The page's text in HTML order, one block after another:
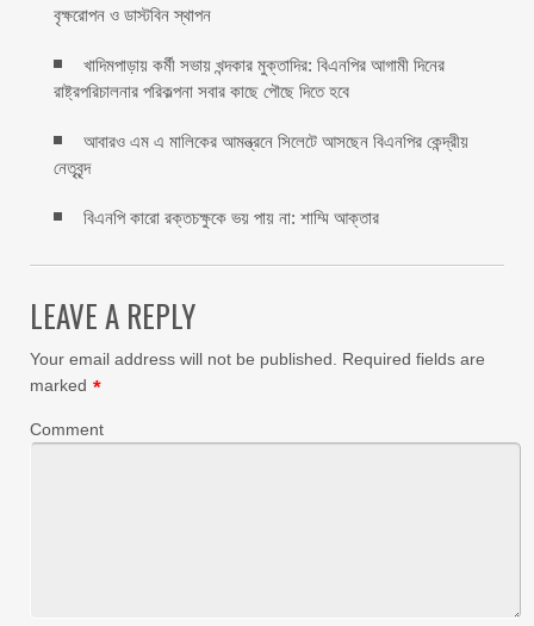
বৃক্ষরোপন ও ডাস্টবিন স্থাপন
খাদিমপাড়ায় কর্মী সভায় খন্দকার মুক্তাদির: বিএনপির আগামী দিনের
রাষ্ট্রপরিচালনার পরিকল্পনা সবার কাছে পৌছে দিতে হবে
আবারও এম এ মালিকের আমন্ত্রনে সিলেটে আসছেন বিএনপির কেন্দ্রীয়
নেতৃবৃন্দ
বিএনপি কারো রক্তচক্ষুকে ভয় পায় না: শাম্মি আক্তার
LEAVE A REPLY
Your email address will not be published.
Required fields are
marked *
Comment